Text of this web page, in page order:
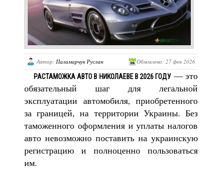
Автор: Паламарчук Руслан Обновлено: 27 фев 2026
РАСТАМОЖКА АВТО В НИКОЛАЕВЕ В 2026 ГОДУ — это
обязательный шаг для легальной
эксплуатации автомобиля, приобретенного
за границей, на территории Украины. Без
таможенного оформления и уплаты налогов
авто невозможно поставить на украинскую
регистрацию и полноценно пользоваться
им.